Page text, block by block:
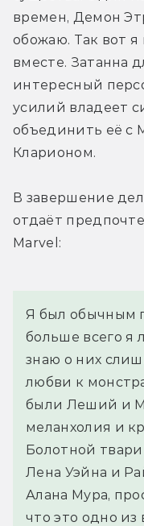
времен, Демон
обожаю. Так вот
вместе. Затанна
интересный
усилий владеет
объединить её с
Кларионом.
В завершение
отдаёт
Marvel:
Я был обычным
больше всего я
знаю о них
любви к
были Леший и
меланхолия и
Болотной
Лена Уэйна и
Алана Мура,
что это одно